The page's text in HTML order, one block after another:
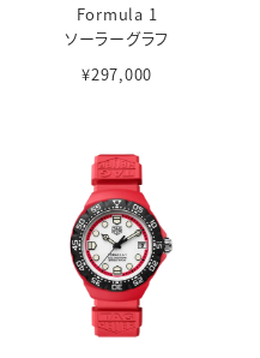
Formula 1
ソーラーグラフ
¥297,000